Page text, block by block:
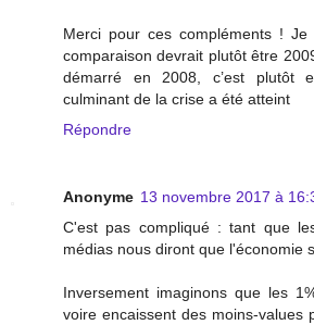
Merci pour ces compléments !
comparaison devrait plutôt être
démarré en 2008, c’est plutôt
culminant de la crise a été atteint
Répondre
Anonyme 13 novembre 2017 à
C'est pas compliqué : tant que
médias nous diront que l'économie
Inversement imaginons que les
voire encaissent des moins-values